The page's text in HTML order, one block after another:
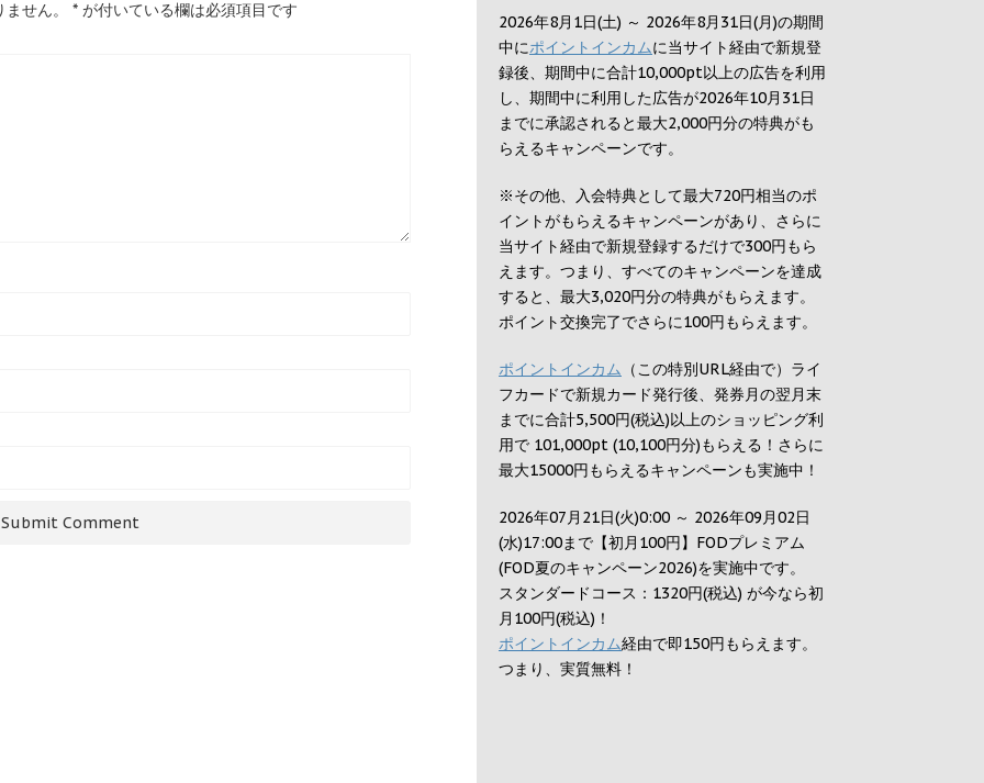
せん。 * が付いている欄は必須項目です
2026年8月1日(土) ～ 2026年8月31日(月)の期間
中にポイントインカムに当サイト経由で新規登
録後、期間中に合計10,000pt以上の広告を利用
し、期間中に利用した広告が2026年10月31日
までに承認されると最大2,000円分の特典がも
らえるキャンペーンです。
※その他、入会特典として最大720円相当のポ
イントがもらえるキャンペーンがあり、さらに
当サイト経由で新規登録するだけで300円もら
えます。つまり、すべてのキャンペーンを達成
すると、最大3,020円分の特典がもらえます。
ポイント交換完了でさらに100円もらえます。
ポイントインカム （この特別URL経由で）ライ
フカードで新規カード発行後、発券月の翌月末
までに合計5,500円(税込)以上のショッピング利
用で 101,000pt (10,100円分)もらえる！さらに
最大15000円もらえるキャンペーンも実施中！
2026年07月21日(火)0:00 ～ 2026年09月02日
(水)17:00まで【初月100円】FODプレミアム
(FOD夏のキャンペーン2026)を実施中です。
スタンダードコース：1320円(税込) が今なら初
月100円(税込)！
ポイントインカム経由で即150円もらえます。
つまり、実質無料！